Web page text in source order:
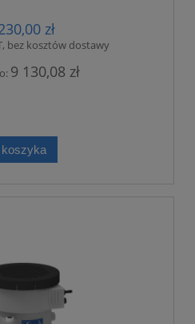
zł
bez kosztów dostawy
9 130,08 zł
koszyka